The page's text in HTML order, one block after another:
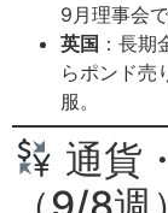
9月理事会
英国 ：長
らポンド売
服。
通貨